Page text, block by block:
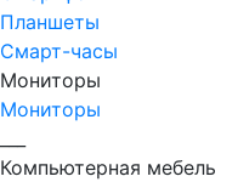
Планшеты
Смарт-часы
Мониторы
Мониторы
Компьютерная мебель